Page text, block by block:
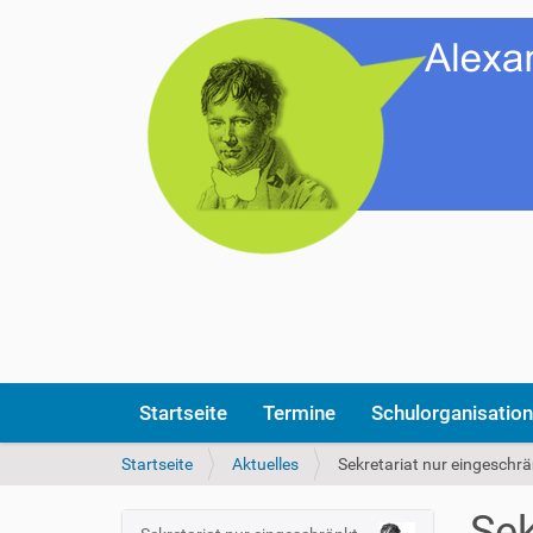
Startseite Termine Schulorganisation
S
Startseite Aktuelles Sekretariat nur